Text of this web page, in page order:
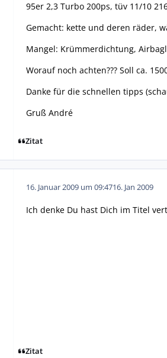
95er 2,3 Turbo 200ps, tüv 11/10
Gemacht: kette und deren räder,
Mangel: Krümmerdichtung,
Worauf noch achten??? Soll ca.
Danke für die schnellen tipps
Gruß André
Zitat
16. Januar 2009 um 09:4716. Jan 2009
Ich denke Du hast Dich im Titel
Zitat